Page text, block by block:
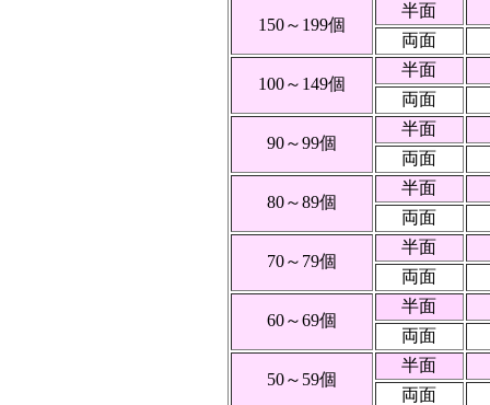
150～199個
半面
両面
100～149個
半面
両面
90～99個
半面
両面
80～89個
半面
両面
70～79個
半面
両面
60～69個
半面
両面
50～59個
半面
両面